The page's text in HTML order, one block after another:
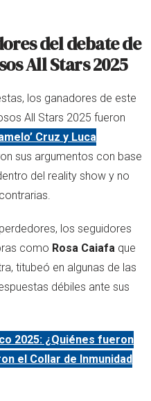
del debate de
All Stars 2025
los ganadores de este
All Stars 2025 fueron
Cruz y Luca
sus argumentos con base
del reality show y no
los seguidores
como Rosa Caiafa que
titubeó en algunas de las
débiles ante sus
2025: ¿Quiénes fueron
el Collar de Inmunidad